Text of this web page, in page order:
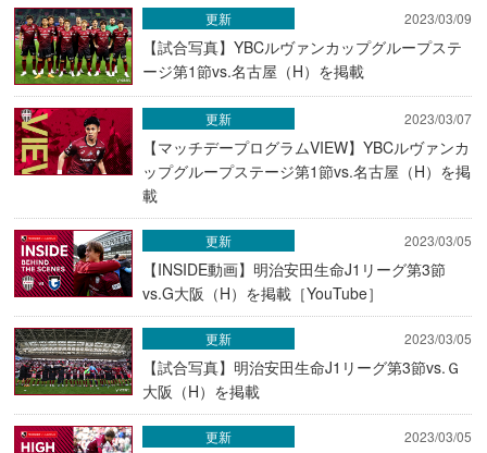
2023/03/09
【試合写真】YBCルヴァンカップグループステ
ージ第1節vs.名古屋（H）を掲載
更新
2023/03/07
【マッチデープログラムVIEW】YBCルヴァンカ
ップグループステージ第1節vs.名古屋（H）を掲
載
更新
2023/03/05
【INSIDE動画】明治安田生命J1リーグ第3節
vs.G大阪（H）を掲載［YouTube］
更新
2023/03/05
【試合写真】明治安田生命J1リーグ第3節vs.Ｇ
大阪（H）を掲載
更新
2023/03/05
更新